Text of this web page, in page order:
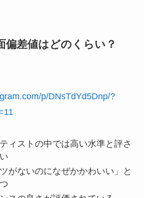
偏差値はどのくらい？
p/DNsTdYd5Dnp/?
ィストの中では高い水準と評さ
がないのになぜかかわいい」と